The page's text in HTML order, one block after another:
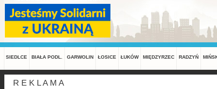
SIEDLCE BIAŁA PODL. GARWOLIN ŁOSICE ŁUKÓW MIĘDZYRZEC RADZYŃ
R E K L A M A